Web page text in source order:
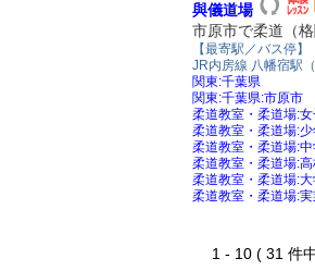
與儀道場
市原市で柔道（
【最寄駅／バス停】
JR内房線 八幡宿駅
関東:千葉県
関東:千葉県:市原市
柔道教室・柔道場:
柔道教室・柔道場:
柔道教室・柔道場:
柔道教室・柔道場:
柔道教室・柔道場:
柔道教室・柔道場:
1 - 10 ( 31 件